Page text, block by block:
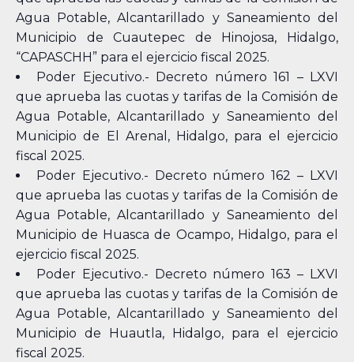
Agua Potable, Alcantarillado y Saneamiento del
Municipio de Cuautepec de Hinojosa, Hidalgo,
“CAPASCHH” para el ejercicio fiscal 2025.
Poder Ejecutivo.- Decreto número 161 – LXVI
que aprueba las cuotas y tarifas de la Comisión de
Agua Potable, Alcantarillado y Saneamiento del
Municipio de El Arenal, Hidalgo, para el ejercicio
fiscal 2025.
Poder Ejecutivo.- Decreto número 162 – LXVI
que aprueba las cuotas y tarifas de la Comisión de
Agua Potable, Alcantarillado y Saneamiento del
Municipio de Huasca de Ocampo, Hidalgo, para el
ejercicio fiscal 2025.
Poder Ejecutivo.- Decreto número 163 – LXVI
que aprueba las cuotas y tarifas de la Comisión de
Agua Potable, Alcantarillado y Saneamiento del
Municipio de Huautla, Hidalgo, para el ejercicio
fiscal 2025.